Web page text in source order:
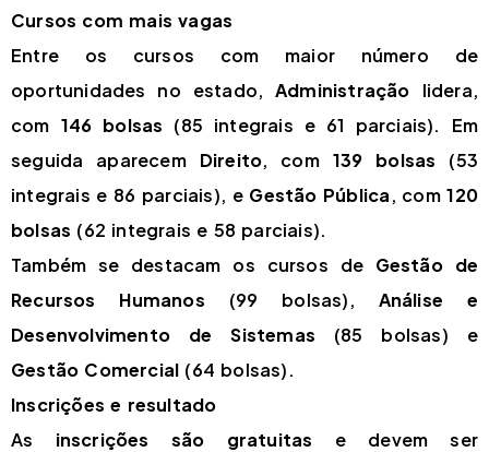
Cursos com mais vagas
Entre os cursos com maior número de
oportunidades no estado,Administração lidera,
com 146 bolsas (85 integrais e 61 parciais). Em
seguida aparecem Direito, com 139 bolsas (53
integrais e 86 parciais), e Gestão Pública, com120
bolsas (62 integrais e 58 parciais).
Também se destacam os cursos de Gestão de
Recursos Humanos (99 bolsas), Análise e
Desenvolvimento de Sistemas (85 bolsas) e
Gestão Comercial (64 bolsas).
Inscrições e resultado
As inscrições são gratuitas e devem ser